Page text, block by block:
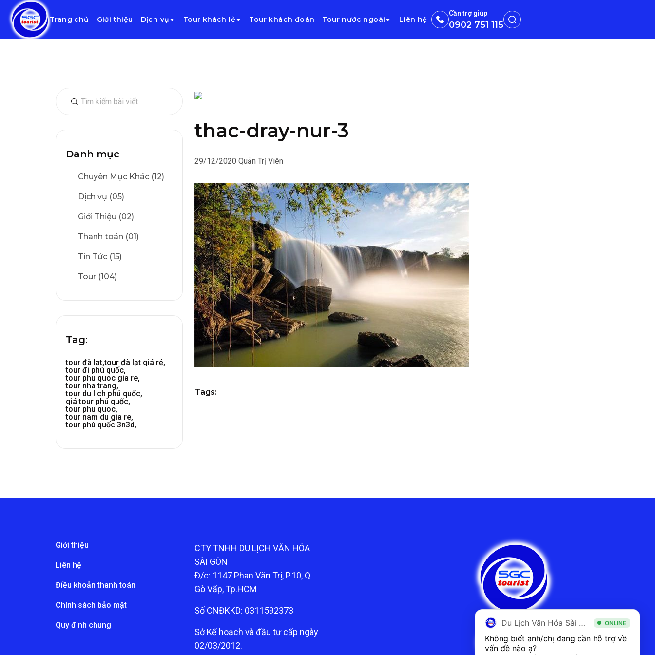
Trang chủ Giới thiệu Dịch vụ Tour khách lẻ Tour khách đoàn Tour nước ngoài Liên hệ
Cần trợ giúp
0902 751 115
Danh mục
Chuyên Mục Khác (12)
Dịch vụ (05)
Giới Thiệu (02)
Thanh toán (01)
Tin Tức (15)
Tour (104)
Tag:
tour đà lạt,tour đà lạt giá rẻ,
tour đi phú quốc,
tour phu quoc gia re,
tour nha trang,
tour du lịch phú quốc,
giá tour phú quốc,
tour phu quoc,
tour nam du gia re,
tour phú quốc 3n3d,
thac-dray-nur-3
29/12/2020 Quản Trị Viên
Tags:
Giới thiệu
Liên hệ
Điều khoản thanh toán
Chính sách bảo mật
Quy định chung
CTY TNHH DU LỊCH VĂN HÓA
SÀI GÒN
Đ/c: 1147 Phan Văn Trị, P.10, Q.
Gò Vấp, Tp.HCM
Số CNĐKKD: 0311592373
Sở Kế hoạch và đầu tư cấp ngày
02/03/2012.
Du Lịch Văn Hóa Sài Gòn ONLINE
Không biết anh/chị đang cần hỗ trợ về
vấn đề nào ạ?